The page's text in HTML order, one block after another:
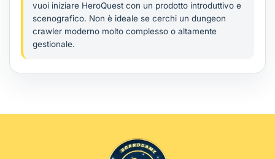
vuoi iniziare HeroQuest con un prodotto introduttivo e
scenografico. Non è ideale se cerchi un dungeon
crawler moderno molto complesso o altamente
gestionale.